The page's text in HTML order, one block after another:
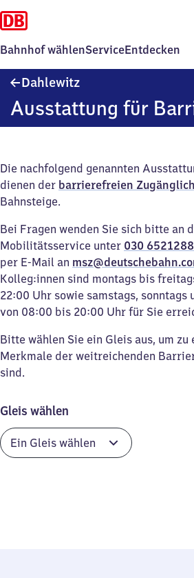
Bahnhof wählenServiceEntdecken
Dahlewitz
Ausstattung für
Die nachfolgend genannten
dienen der barrierefreien
Bahnsteige.
Bei Fragen wenden Sie sich bitte an
Mobilitätsservice unter 030
per E-Mail an
Kolleg:innen sind montags bis
22:00 Uhr sowie samstags, sonntags
von 08:00 bis 20:00 Uhr für Sie
Bitte wählen Sie ein Gleis aus, um zu
Merkmale der weitreichenden
sind.
Gleis wählen